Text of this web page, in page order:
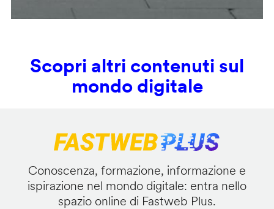
Scopri altri contenuti sul
mondo digitale
Conoscenza, formazione, informazione e
ispirazione nel mondo digitale: entra nello
spazio online di Fastweb Plus.